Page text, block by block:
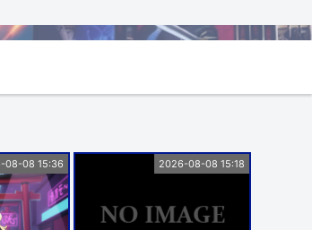
08-08 15:36 2026-08-08 15:18